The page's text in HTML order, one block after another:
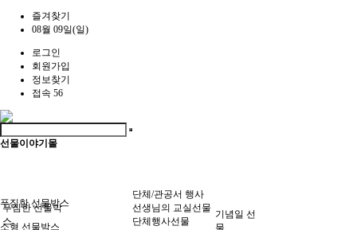
즐겨찾기
08월 09일(일)
로그인
회원가입
정보찾기
접속 56
선물이야기몰
푸짐한 선물박스
소형 선물박스
푸짐한 선물박
스
단체/관공서 행사
선생님의 교실선물
단체행사선물
기념일 선